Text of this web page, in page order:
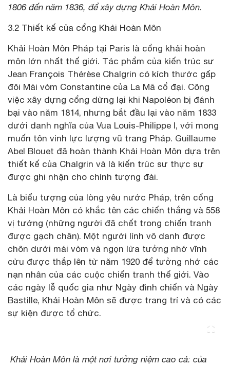
1806 đến năm 1836, để xây dựng Khải Hoàn Môn.
3.2 Thiết kế của cổng Khải Hoàn Môn
Khải Hoàn Môn Pháp tại Paris là cổng khải hoàn
môn lớn nhất thế giới. Tác phẩm của kiến trúc sư
Jean François Thérèse Chalgrin có kích thước gấp
đôi Mái vòm Constantine của La Mã cổ đại. Công
việc xây dựng cổng dừng lại khi Napoléon bị đánh
bại vào năm 1814, nhưng bắt đầu lại vào năm 1833
dưới danh nghĩa của Vua Louis-Philippe I, với mong
muốn tôn vinh lực lượng vũ trang Pháp. Guillaume
Abel Blouet đã hoàn thành Khải Hoàn Môn dựa trên
thiết kế của Chalgrin và là kiến trúc sư thực sự
được ghi nhận cho chính tượng đài.
Là biểu tượng của lòng yêu nước Pháp, trên cổng
Khải Hoàn Môn có khắc tên các chiến thắng và 558
vị tướng (những người đã chết trong chiến tranh
được gạch chân). Một người lính vô danh được
chôn dưới mái vòm và ngọn lửa tưởng nhớ vĩnh
cửu được thắp lên từ năm 1920 để tưởng nhớ các
nạn nhân của các cuộc chiến tranh thế giới. Vào
các ngày lễ quốc gia như Ngày đình chiến và Ngày
Bastille, Khải Hoàn Môn sẽ được trang trí và có các
sự kiện được tổ chức.
Khải Hoàn Môn là một nơi tưởng niệm cao cả: của